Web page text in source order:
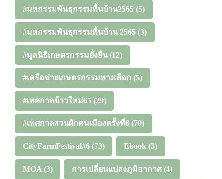
#มหกรรมพันธุกรรมพื้นบ้าน2565 (5)
#มหกรรมพันธุกรรมพื้นบ้าน 2565 (3)
#มูลนิธิเกษตรกรรมยั่งยืน (12)
#เครือข่ายเกษตรกรรมทางเลือก (5)
#เทศกาลข้าวใหม่65 (29)
#เทศกาลสวนผักคนเมืองครั้งที่6 (70)
CityFarmFestival#6 (73) Ebook (3)
MOA (3) การเปลี่ยนแปลงภูมิอากาศ(4)